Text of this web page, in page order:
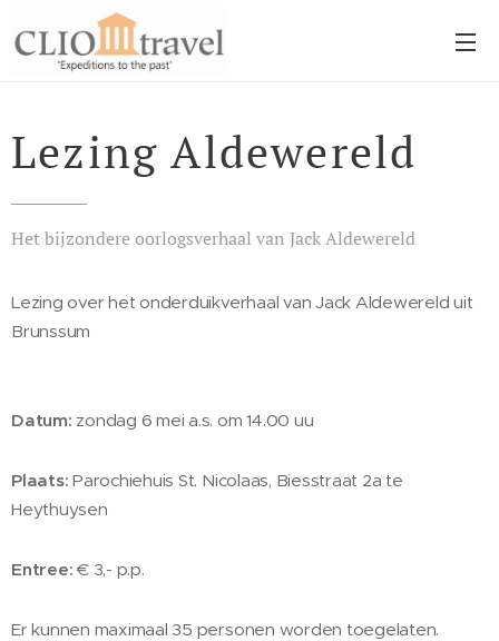
Lezing Aldewereld
Het bijzondere oorlogsverhaal van Jack Aldewereld
Lezing over het onderduikverhaal van Jack Aldewereld uit
Brunssum
Datum: zondag 6 mei a.s. om 14.00 uu
Plaats:Parochiehuis St. Nicolaas, Biesstraat 2a te
Heythuysen
Entree:€ 3,- p.p.
Er kunnen maximaal 35 personen worden toegelaten.